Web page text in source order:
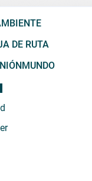
DE RUTA
MUNDO